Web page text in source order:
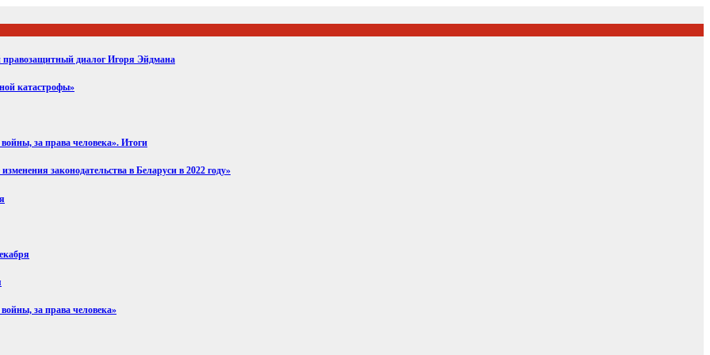
правозащитный диалог Игоря Эйдмана
катастрофы»
за права человека». Итоги
законодательства в Беларуси в 2022 году»
за права человека»